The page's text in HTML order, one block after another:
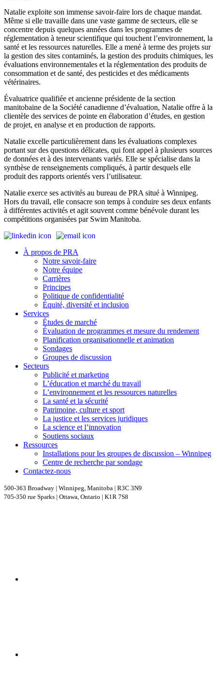
Natalie exploite son immense savoir-faire lors de chaque mandat.
Même si elle travaille dans une vaste gamme de secteurs, elle se
concentre depuis quelques années dans les programmes de
réglementation à teneur scientifique qui touchent l’environnement, la
santé et les ressources naturelles. Elle a mené à terme des projets sur
la gestion des sites contaminés, la gestion des produits chimiques, les
évaluations environnementales et la réglementation des produits de
consommation et de santé, des pesticides et des médicaments
vétérinaires.
Évaluatrice qualifiée et ancienne présidente de la section
manitobaine de la Société canadienne d’évaluation, Natalie offre à la
clientèle des services de pointe en élaboration d’études, en gestion
de projet, en analyse et en production de rapports.
Natalie excelle particulièrement dans les évaluations complexes
portant sur des questions délicates, qui font appel à plusieurs sources
de données et à des intervenants variés. Elle se spécialise dans la
synthèse de renseignements compliqués, à partir desquels elle
produit des rapports orientés vers l’utilisateur.
Natalie exerce ses activités au bureau de PRA situé à Winnipeg.
Hors du travail, elle consacre son temps à conduire ses deux enfants
à différentes activités et agit souvent comme bénévole durant les
compétitions organisées par Swim Manitoba.
FooterÀ propos de PRA
Notre savoir-faire
Notre équipe
Carrières
Principes
Politique de confidentialité
Équité, diversité et inclusion
Services
Études de marché
Évaluation de programmes et mesure du rendement
Planification organisationnelle et animation
Sondages
Groupes de discussion
Secteurs
Publicité et marketing
L’éducation et marché du travail
L’environnement et les ressources naturelles
La santé et la sécurité
Patrimoine, culture et sport
La justice et les services juridiques
La science et l’innovation
Soutiens sociaux
Ressources
Installations pour les groupes de discussion – Winnipeg
Centre de recherche par sondage
Contactez-nous
500-363 Broadway | Winnipeg, Manitoba | R3C 3N9
705-350 rue Sparks | Ottawa, Ontario | K1R 7S8